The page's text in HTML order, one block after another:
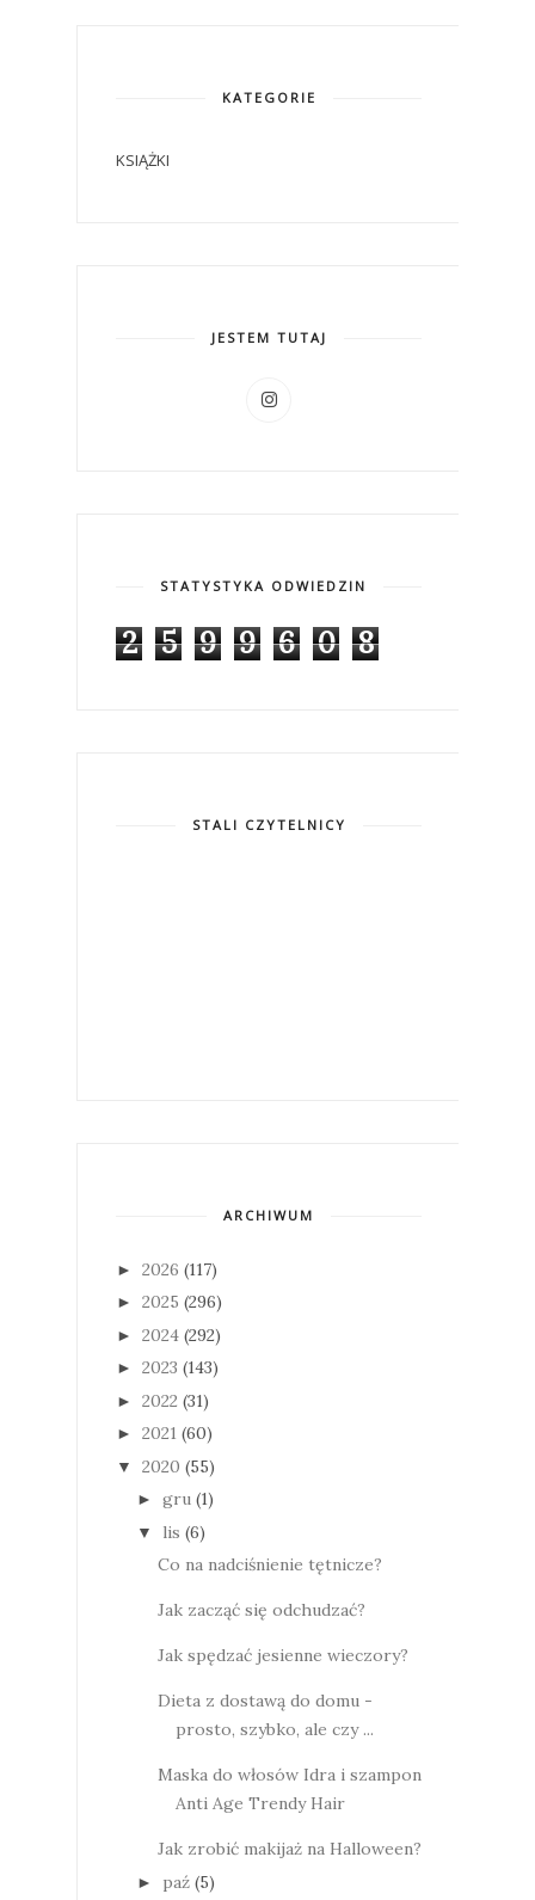
KATEGORIE
KSIĄŻKI
JESTEM TUTAJ
STATYSTYKA ODWIEDZIN
2 5 9 9 6 0 8
STALI CZYTELNICY
ARCHIWUM
► 2026 (117)
► 2025 (296)
► 2024 (292)
► 2023 (143)
► 2022 (31)
► 2021 (60)
▼ 2020 (55)
► gru (1)
▼ lis (6)
Co na nadciśnienie tętnicze?
Jak zacząć się odchudzać?
Jak spędzać jesienne wieczory?
Dieta z dostawą do domu -
prosto, szybko, ale czy ...
Maska do włosów Idra i szampon
Anti Age Trendy Hair
Jak zrobić makijaż na Halloween?
► paź (5)